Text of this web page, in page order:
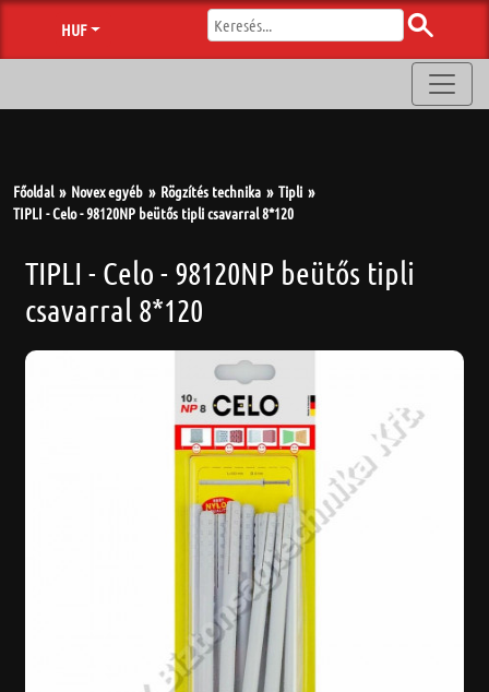
HUF
Főoldal Novex egyéb Rögzítés technika
Tipli
TIPLI - Celo - 98120NP beütős tipli csavarral 8*120
TIPLI - Celo - 98120NP beütős tipli
csavarral 8*120